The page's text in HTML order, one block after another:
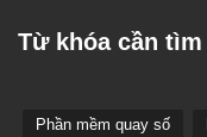
Từ khóa cần tìm
Phần mềm quay số